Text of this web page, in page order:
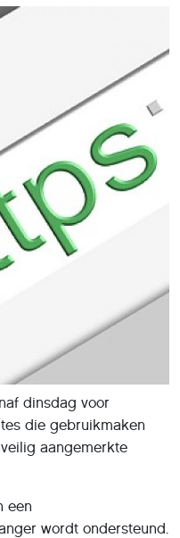
dinsdag voor
die gebruikmaken
aangemerkte
een
wordt ondersteund.